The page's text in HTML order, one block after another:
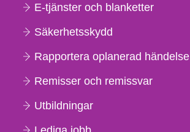
E-tjänster och blanketter
Säkerhetsskydd
Rapportera oplanerad händelse
Remisser och remissvar
Utbildningar